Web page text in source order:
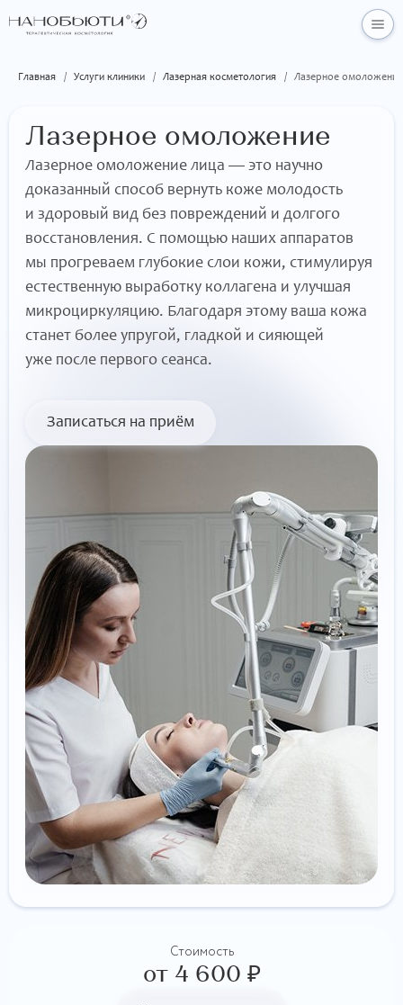
Главная / Услуги клиники / Лазерная косметология / Лазерное омоложение
Лазерное омоложение
Лазерное омоложение лица — это научно
доказанный способ вернуть коже молодость
и здоровый вид без повреждений и долгого
восстановления. С помощью наших аппаратов
мы прогреваем глубокие слои кожи, стимулируя
естественную выработку коллагена и улучшая
микроциркуляцию. Благодаря этому ваша кожа
станет более упругой, гладкой и сияющей
уже после первого сеанса.
Записаться на приём
Стоимость
от 4 600 ₽